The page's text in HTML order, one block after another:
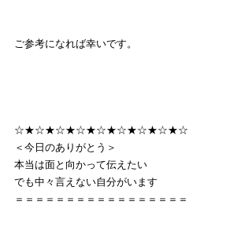
ご参考になれば幸いです。
☆★☆★☆★☆★☆★☆★☆★☆★☆
＜今日のありがとう＞
本当は面と向かって伝えたい
でも中々言えない自分がいます
＝＝＝＝＝＝＝＝＝＝＝＝＝＝＝＝＝